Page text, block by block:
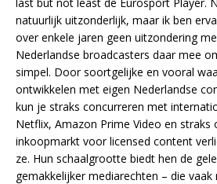
natuurlijk uitzonderlijk, maar ik ben
over enkele jaren geen uitzondering
Nederlandse broadcasters daar mee
simpel. Door soortgelijke en vooral
ontwikkelen met eigen Nederlandse
kun je straks concurreren met
Netflix, Amazon Prime Video en straks
inkoopmarkt voor licensed content
ze. Hun schaalgrootte biedt hen de
gemakkelijker mediarechten – die